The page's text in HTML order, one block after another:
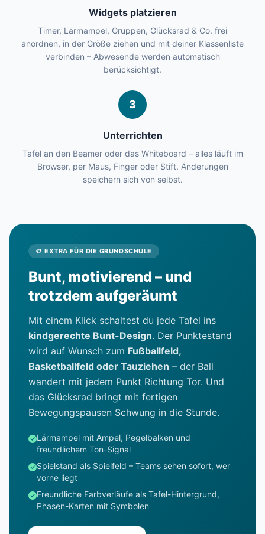
Widgets platzieren
Timer, Lärmampel, Gruppen, Glücksrad & Co. frei
anordnen, in der Größe ziehen und mit deiner Klassenliste
verbinden – Abwesende werden automatisch
berücksichtigt.
3
Unterrichten
Tafel an den Beamer oder das Whiteboard – alles läuft im
Browser, per Maus, Finger oder Stift. Änderungen
speichern sich von selbst.
🎨 EXTRA FÜR DIE GRUNDSCHULE
Bunt, motivierend – und
trotzdem aufgeräumt
Mit einem Klick schaltest du jede Tafel ins
kindgerechte Bunt-Design. Der Punktestand
wird auf Wunsch zum Fußballfeld,
Basketballfeld oder Tauziehen – der Ball
wandert mit jedem Punkt Richtung Tor. Und
das Glücksrad bringt mit fertigen
Bewegungspausen Schwung in die Stunde.
Lärmampel mit Ampel, Pegelbalken und
freundlichem Ton-Signal
Spielstand als Spielfeld – Teams sehen sofort, wer
vorne liegt
Freundliche Farbverläufe als Tafel-Hintergrund,
Phasen-Karten mit Symbolen